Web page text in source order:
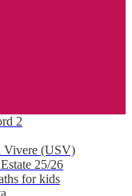
2
Vivere (USV)
25/26
for kids